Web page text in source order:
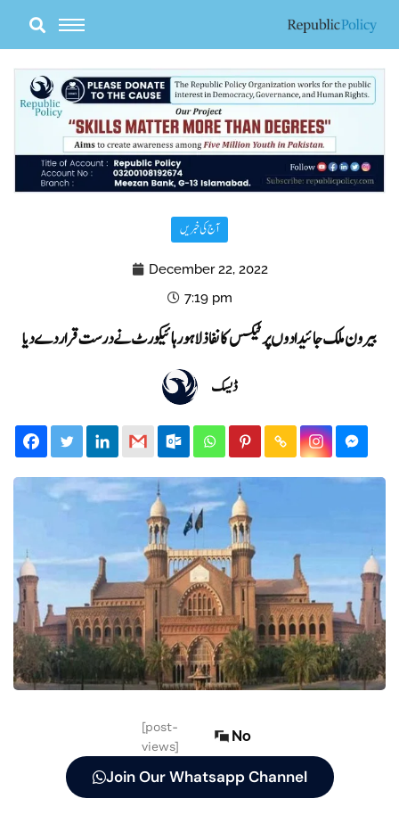
content
آج کی خبریں
December 22, 2022
7:19 pm
بیرون ملک جائیدادوں پر ٹیکس کا نفاذ لاہور ہائیکورٹ نے درست قرار دے دیا
ڈیسک
[post-
views]
No
Join Our Whatsapp Channel